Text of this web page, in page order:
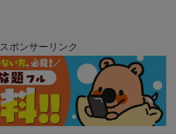
スポンサーリンク